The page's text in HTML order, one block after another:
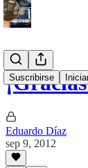
Suscribirse
Eduardo Díaz
sep 9, 2012